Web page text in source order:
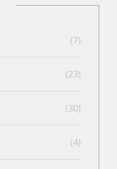
(7)
(23)
(30)
(4)